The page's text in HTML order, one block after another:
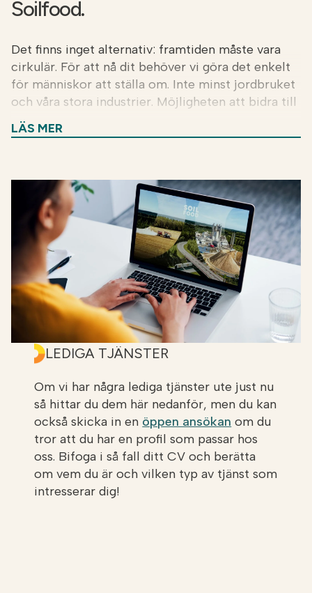
Soilfood.
Det finns inget alternativ: framtiden måste vara
cirkulär. För att nå dit behöver vi göra det enkelt
för människor att ställa om. Inte minst jordbruket
och våra stora industrier. Möjligheten att bidra till
en bättre framtid är det viktigaste skälet för oss
att arbeta på Soilfood. Att varje dag se
och leda vägen in i den cirkulära framtiden.
Så vad gör vi?
Vi samlar in biprodukter från industrier och
omvandlar dem till kalk, gödsel och förnybara
råvaror. Produkter som vi sen ser till att de
återanvänds av jordbruket och andra industrier. På
så sätt hjälper vi både industrier och lantbrukare
att både minska koldioxidutsläppen och öka
affärsmöjligheterna. Samtidigt. Det är bra för
kunderna, för planeten och för oss.
Sedan vi startade 2016 har vi tagit hand om mer än
en miljon ton industriella sidoströmmar. På så sätt
gör vi skillnad, varje dag.
Som medarbetare på Soilfood blir du del av ett
LÄS MER
LEDIGA TJÄNSTER
Om vi har några lediga tjänster ute just nu
så hittar du dem här nedanför, men du kan
också skicka in en öppen ansökan om du
tror att du har en profil som passar hos
oss. Bifoga i så fall ditt CV och berätta
om vem du är och vilken typ av tjänst som
intresserar dig!